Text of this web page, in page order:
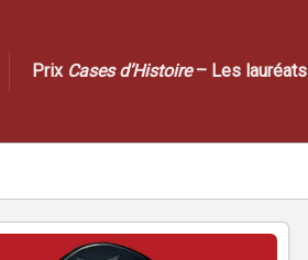
Prix Cases d’Histoire– Les lauréats